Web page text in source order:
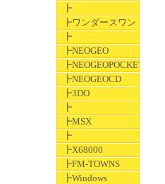
┣
┣ワンダースワン
┣
┣NEOGEO
┣NEOGEOPOCKET
┣NEOGEOCD
┣3DO
┣
┣MSX
┣
┣X68000
┣FM-TOWNS
┣Windows